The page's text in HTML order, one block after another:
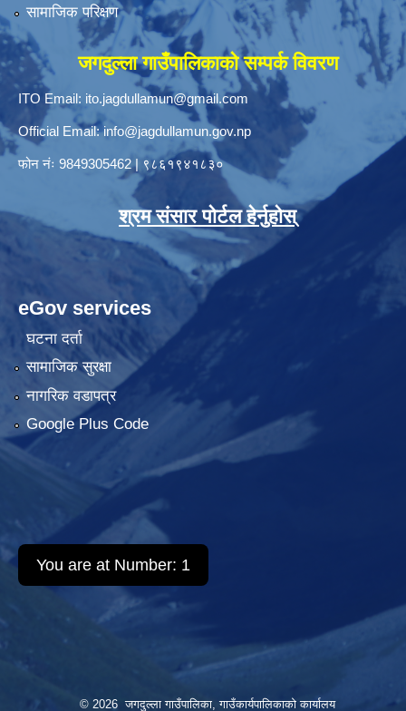
सामाजिक परिक्षण
जगदुल्ला गाउँपालिकाको सम्पर्क विवरण
ITO Email: ito.jagdullamun@gmail.com
Official Email:info@jagdullamun.gov.np
फोन नंः 9849305462| ९८६१९४१८३०
श्रम संसार पोर्टल हेर्नुहोस्
eGov services
घटना दर्ता
सामाजिक सुरक्षा
नागरिक वडापत्र
Google Plus Code
You are at Number: 1
© 2026 जगदुल्ला गाउँपालिका, गाउँकार्यपालिकाको कार्यालय